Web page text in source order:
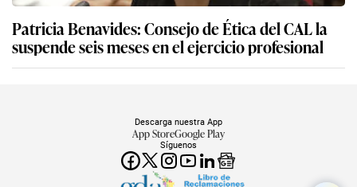
Patricia Benavides: Consejo de Ética del CAL la
suspende seis meses en el ejercicio profesional
Síguenos
Descarga nuestra App
App StoreGoogle Play